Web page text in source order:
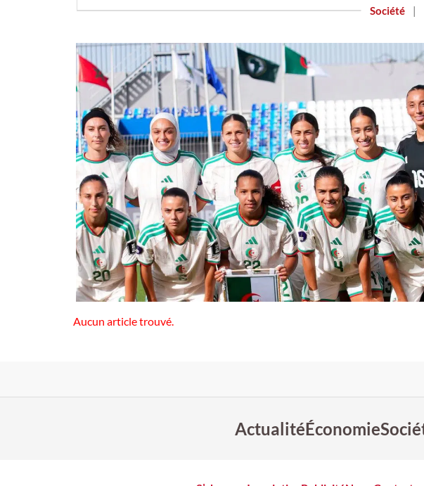
Société |
Aucun article trouvé.
ActualitéÉconomie